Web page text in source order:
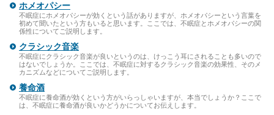
ホメオパシー
不眠症にホメオパシーが効くという話がありますが、ホメオパシーという言葉を
初めて聞いたという方もいると思います。ここでは、不眠症とホメオパシーの関
係性についてご説明します。
クラシック音楽
不眠症にクラシック音楽が良いというのは、けっこう耳にされることも多いので
はないでしょうか。ここでは、不眠症に対するクラシック音楽の効果性、そのメ
カニズムなどについてご説明します。
養命酒
不眠症に養命酒が効くという方がいらっしゃいますが、本当でしょうか？ここで
は、不眠症に養命酒が良いかどうかについてお伝えします。